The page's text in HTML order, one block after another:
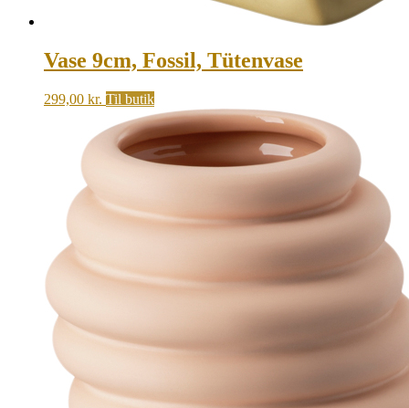
Vase 9cm, Fossil, Tütenvase
299,00 kr. Til butik